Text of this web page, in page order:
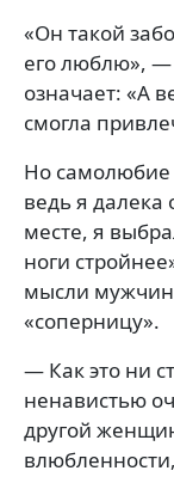
«Он такой
его люблю», —
означает: «А
смогла
Но самолюбие
ведь я далека
месте, я
ноги
мысли
«соперницу».
— Как это ни
ненавистью
другой